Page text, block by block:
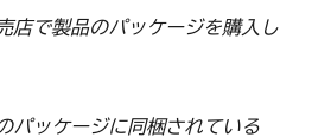
店で製品のパッケージを購入し
パッケージに同梱されている